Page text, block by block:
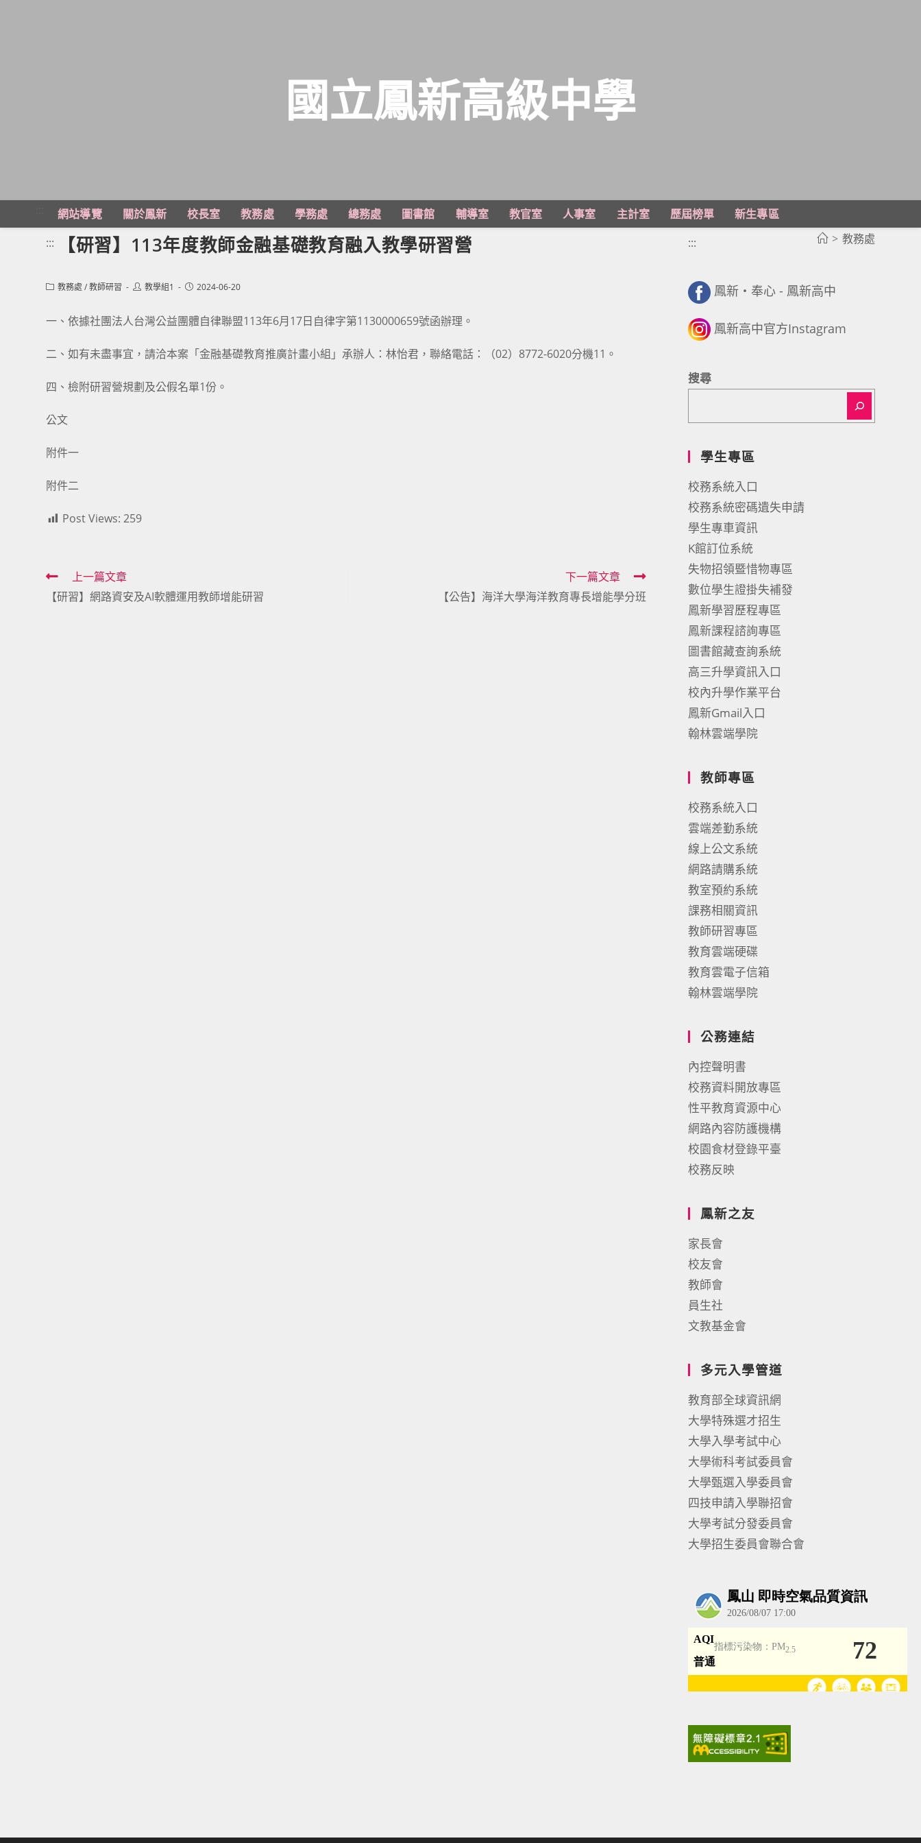
主
國立鳳新高級中學
網站導覽 關於鳳新 校長室 教務處 學務處 總務處 圖書館 輔導室 教官室 人事室 主計室 歷屆榜單
新生專區
> 教務處
::: 【研習】113年度教師金融基礎教育融入教學研習營
Post教務處 /教師研習
Post教學組1
Post2024-06-20
一、依據社團法人台灣公益團體自律聯盟113年6月17日自律字第1130000659號函辦理。
二、如有未盡事宜，請洽本案「金融基礎教育推廣計畫小組」承辦人：林怡君，聯絡電話：（02）8772-6020分機11。
四、檢附研習營規劃及公假名單1份。
公文
附件一
附件二
Post Views: 259
Read
more
上一篇文章
【研習】網路資安及AI軟體運用教師增能研習
下一篇文章
【公告】海洋大學海洋教育專長增能學分班
:::
鳳新・奉心 - 鳳新高中
鳳新高中官方Instagram
搜尋
學生專區
校務系統入口
校務系統密碼遺失申請
學生專車資訊
K館訂位系統
失物招領暨惜物專區
數位學生證掛失補發
鳳新學習歷程專區
鳳新課程諮詢專區
圖書館藏查詢系統
高三升學資訊入口
校內升學作業平台
鳳新Gmail入口
翰林雲端學院
教師專區
校務系統入口
雲端差勤系統
線上公文系統
網路請購系統
教室預約系統
課務相關資訊
教師研習專區
教育雲端硬碟
教育雲電子信箱
翰林雲端學院
公務連結
內控聲明書
校務資料開放專區
性平教育資源中心
網路內容防護機構
校園食材登錄平臺
校務反映
鳳新之友
家長會
校友會
教師會
員生社
文教基金會
多元入學管道
教育部全球資訊網
大學特殊選才招生
大學入學考試中心
大學術科考試委員會
大學甄選入學委員會
四技申請入學聯招會
大學考試分發委員會
大學招生委員會聯合會